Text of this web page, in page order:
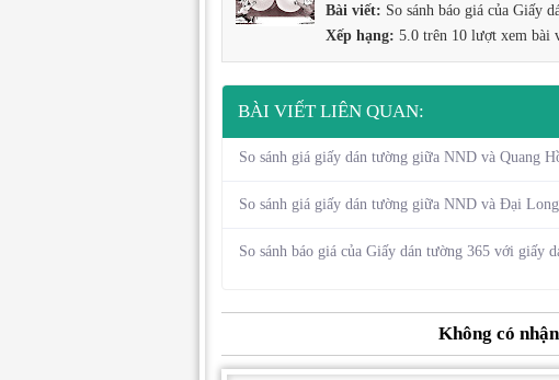
Bài viết: So sánh báo giá của Giấy
Xếp hạng: 5.0 trên 10 lượt xem bài
BÀI VIẾT LIÊN QUAN:
So sánh giá giấy dán tường giữa NND và Quang
So sánh giá giấy dán tường giữa NND và Đại Long
So sánh báo giá của Giấy dán tường 365 với giấy
Không có